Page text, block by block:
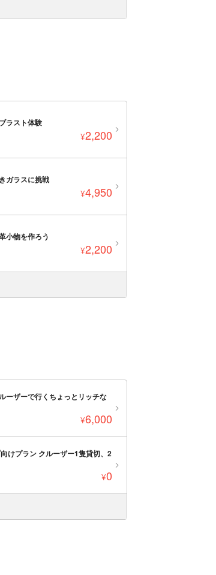
ラスト体験
¥2,200
ガラスに挑戦
¥4,950
小物を作ろう
¥2,200
ーザーで行くちょっとリッチな
¥6,000
けプラン クルーザー1隻貸切、2
¥0